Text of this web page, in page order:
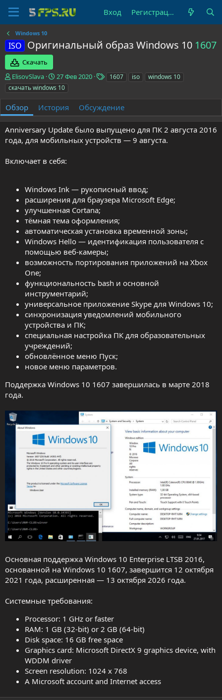
Вход Регистрация
Windows 10
ISO Оригинальный образ Windows 10 1607
Скачать
А
в
т
о
р
ElisovSlava
Д
а
т
с
о
з
д
н
и
27 Фев 2020 1607 iso
windows 10
скачать windows 10
Обзор История Обсуждение
Anniversary Update было выпущено для ПК 2 августа 2016
года, для мобильных устройств — 9 августа.
Включает в себя:
Windows Ink — рукописный ввод;
расширения для браузера Microsoft Edge;
улучшенная Cortana;
тёмная тема оформления;
автоматическая установка временной зоны;
Windows Hello — идентификация пользователя с
помощью веб-камеры;
возможность портирования приложений на Xbox
One;
функциональность bash и основной
инструментарий;
универсальное приложение Skype для Windows 10;
синхронизация уведомлений мобильного
устройства и ПК;
специальная настройка ПК для образовательных
учреждений;
обновлённое меню Пуск;
новое меню параметров.
Поддержка Windows 10 1607 завершилась в марте 2018
года.
Основная поддержка Windows 10 Enterprise LTSB 2016,
основанной на Windows 10 1607, завершится 12 октября
2021 года, расширенная — 13 октября 2026 года.
Системные требования:
Processor: 1 GHz or faster
RAM: 1 GB (32-bit) or 2 GB (64-bit)
Disk space: 16 GB free space
Graphics card: Microsoft DirectX 9 graphics device, with
WDDM driver
Screen resolution: 1024 x 768
A Microsoft account and Internet access